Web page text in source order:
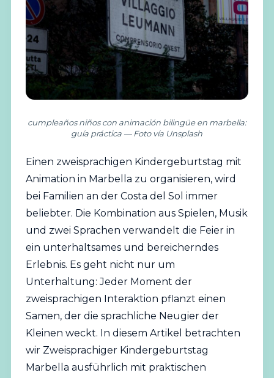
cumpleaños niños con animación bilingüe en marbella:
guía práctica — Foto vía Unsplash
Einen zweisprachigen Kindergeburtstag mit
Animation in Marbella zu organisieren, wird
bei Familien an der Costa del Sol immer
beliebter. Die Kombination aus Spielen, Musik
und zwei Sprachen verwandelt die Feier in
ein unterhaltsames und bereicherndes
Erlebnis. Es geht nicht nur um
Unterhaltung: Jeder Moment der
zweisprachigen Interaktion pflanzt einen
Samen, der die sprachliche Neugier der
Kleinen weckt. In diesem Artikel betrachten
wir Zweisprachiger Kindergeburtstag
Marbella ausführlich mit praktischen